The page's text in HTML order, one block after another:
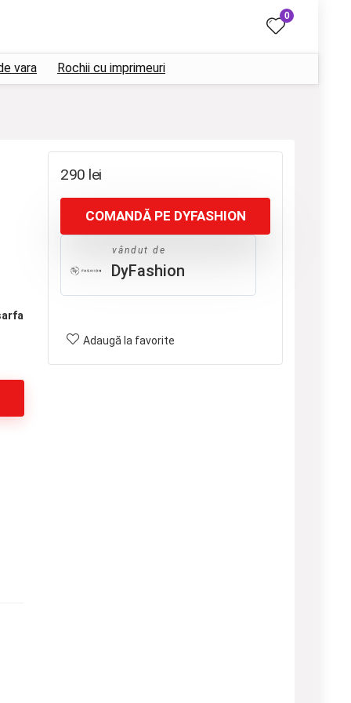
0
vara Rochii cu imprimeuri
290 lei
COMANDĂ PE DYFASHION
vândut de
DyFashion
Adaugă la favorite